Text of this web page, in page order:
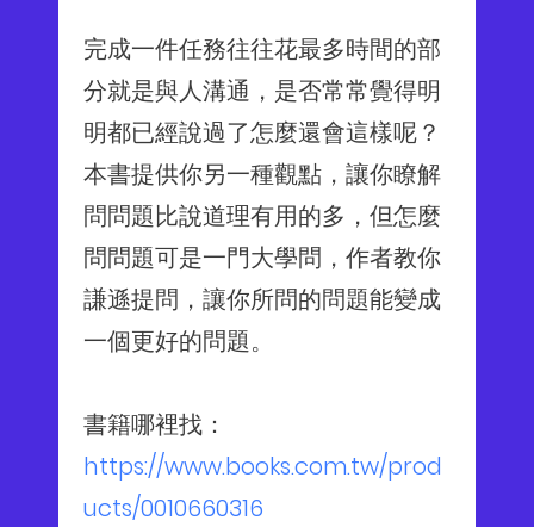
完成一件任務往往花最多時間的部
分就是與人溝通，是否常常覺得明
明都已經說過了怎麼還會這樣呢？
本書提供你另一種觀點，讓你瞭解
問問題比說道理有用的多，但怎麼
問問題可是一門大學問，作者教你
謙遜提問，讓你所問的問題能變成
一個更好的問題。
書籍哪裡找：
https://www.books.com.tw/prod
ucts/0010660316